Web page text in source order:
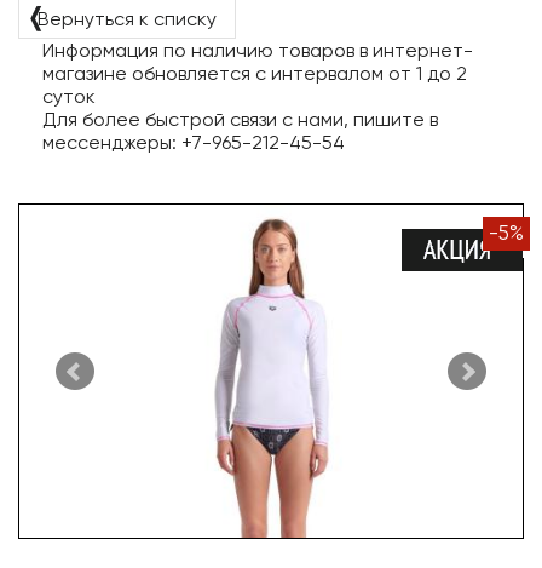
❬Вернуться к списку
Информация по наличию товаров в интернет-
магазине обновляется с интервалом от 1 до 2
суток
Для более быстрой связи с нами, пишите в
мессенджеры: +7-965-212-45-54
-5%